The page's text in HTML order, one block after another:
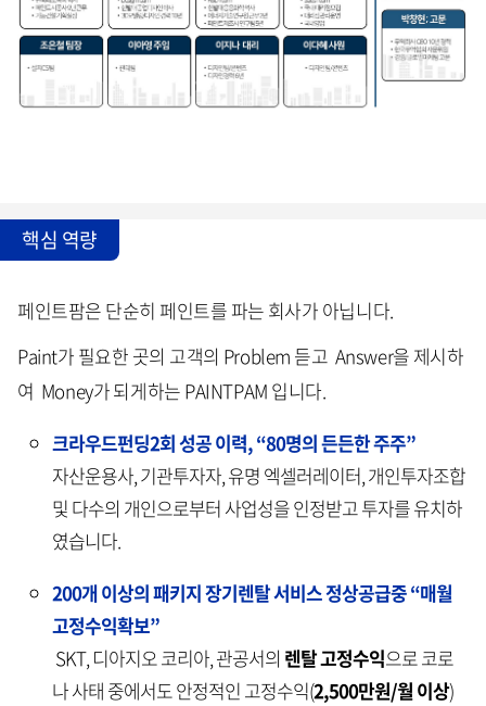
핵심 역량
페인트팜은 단순히 페인트를 파는 회사가 아닙니다.
Paint가 필요한 곳의 고객의 Problem 듣고 Answer을 제시하
여 Money가 되게하는 PAINTPAM 입니다.
크라우드펀딩2회 성공 이력, “80명의 든든한 주주”
자산운용사, 기관투자자, 유명 엑셀러레이터, 개인투자조합
및 다수의 개인으로부터 사업성을 인정받고 투자를 유치하
였습니다.
200개 이상의 패키지 장기렌탈 서비스 정상공급중 “매월
고정수익확보”
SKT, 디아지오 코리아, 관공서의 렌탈 고정수익으로 코로
나 사태 중에서도 안정적인 고정수익(2,500만원/월 이상)